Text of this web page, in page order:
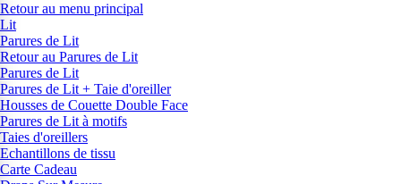
Retour au menu principal
Lit
Parures de Lit
Retour au Parures de Lit
Parures de Lit
Parures de Lit + Taie d'oreiller
Housses de Couette Double Face
Parures de Lit à motifs
Taies d'oreillers
Echantillons de tissu
Carte Cadeau